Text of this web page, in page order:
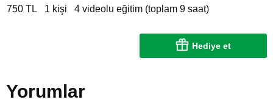
750 TL 1 kişi 4 videolu eğitim (toplam 9 saat)
Hediye et
Yorumlar